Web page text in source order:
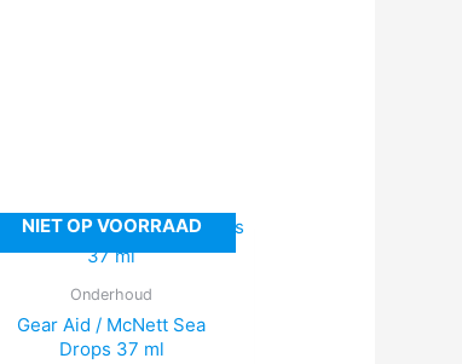
NIET OP VOORRAAD
Onderhoud
Gear Aid / McNett Sea
Drops 37 ml